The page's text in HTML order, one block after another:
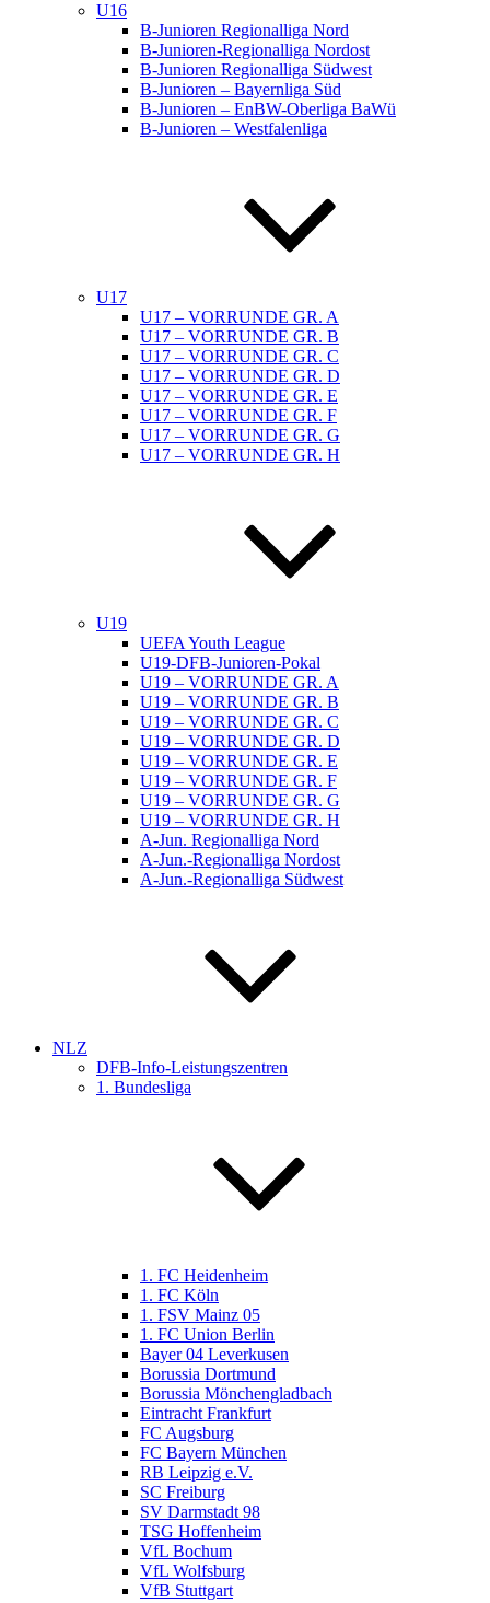
U16
B-Junioren Regionalliga Nord
B-Junioren-Regionalliga Nordost
B-Junioren Regionalliga Südwest
B-Junioren – Bayernliga Süd
B-Junioren – EnBW-Oberliga BaWü
B-Junioren – Westfalenliga
U17
U17 – VORRUNDE GR. A
U17 – VORRUNDE GR. B
U17 – VORRUNDE GR. C
U17 – VORRUNDE GR. D
U17 – VORRUNDE GR. E
U17 – VORRUNDE GR. F
U17 – VORRUNDE GR. G
U17 – VORRUNDE GR. H
U19
UEFA Youth League
U19-DFB-Junioren-Pokal
U19 – VORRUNDE GR. A
U19 – VORRUNDE GR. B
U19 – VORRUNDE GR. C
U19 – VORRUNDE GR. D
U19 – VORRUNDE GR. E
U19 – VORRUNDE GR. F
U19 – VORRUNDE GR. G
U19 – VORRUNDE GR. H
A-Jun. Regionalliga Nord
A-Jun.-Regionalliga Nordost
A-Jun.-Regionalliga Südwest
NLZ
DFB-Info-Leistungszentren
1. Bundesliga
1. FC Heidenheim
1. FC Köln
1. FSV Mainz 05
1. FC Union Berlin
Bayer 04 Leverkusen
Borussia Dortmund
Borussia Mönchengladbach
Eintracht Frankfurt
FC Augsburg
FC Bayern München
RB Leipzig e.V.
SC Freiburg
SV Darmstadt 98
TSG Hoffenheim
VfL Bochum
VfL Wolfsburg
VfB Stuttgart